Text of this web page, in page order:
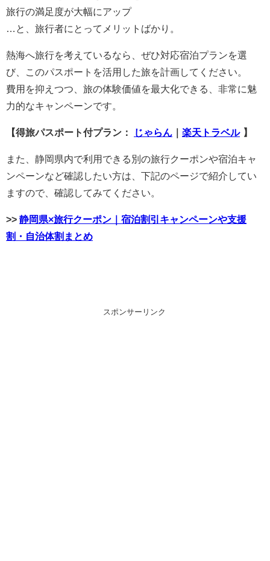
旅行の満足度が大幅にアップ
…と、旅行者にとってメリットばかり。
熱海へ旅行を考えているなら、ぜひ対応宿泊プランを選
び、このパスポートを活用した旅を計画してください。
費用を抑えつつ、旅の体験価値を最大化できる、非常に魅
力的なキャンペーンです。
【得旅パスポート付プラン： じゃらん 楽天トラベル 】
また、静岡県内で利用できる別の旅行クーポンや宿泊キャ
ンペーンなど確認したい方は、下記のページで紹介してい
ますので、確認してみてください。
>> 静岡県×旅行クーポン｜宿泊割引キャンペーンや支援
割・自治体割まとめ
スポンサーリンク